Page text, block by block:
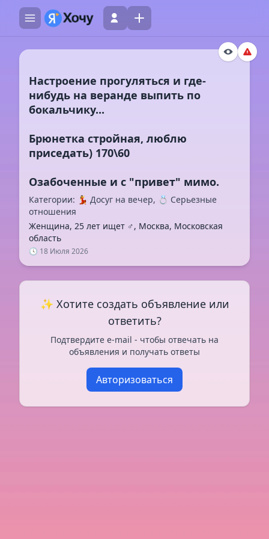
Настроение прогуляться и где-
нибудь на веранде выпить по
бокальчику...
Брюнетка стройная, люблю
приседать) 170\60
Категории: 💃 Досуг на вечер, 💍 Серьезные
отношения
Женщина, 25 лет ищет ♂️, Москва, Московская
область
🕓 18 Июля 2026
✨ Хотите создать объявление или
ответить?
Подтвердите e-mail - чтобы отвечать на
объявления и получать ответы
Авторизоваться